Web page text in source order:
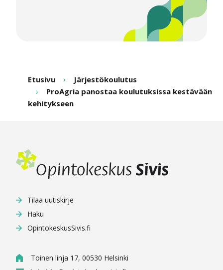
Etusivu
Järjestökoulutus
ProAgria panostaa koulutuksissa kestävään
kehitykseen
Tilaa uutiskirje
Haku
OpintokeskusSivis.fi
Toinen linja 17, 00530 Helsinki